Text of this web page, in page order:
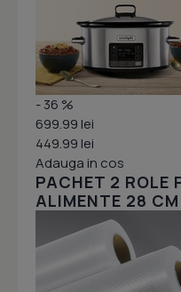
- 36 %
699.99 lei
449.99 lei
Adauga in cos
PACHET 2 ROLE
ALIMENTE 28